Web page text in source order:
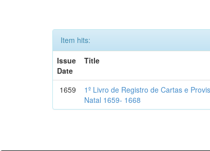
Item hits:
Issue
Date
Title
1659
1º Livro de Registro de Cartas e
Natal 1659- 1668